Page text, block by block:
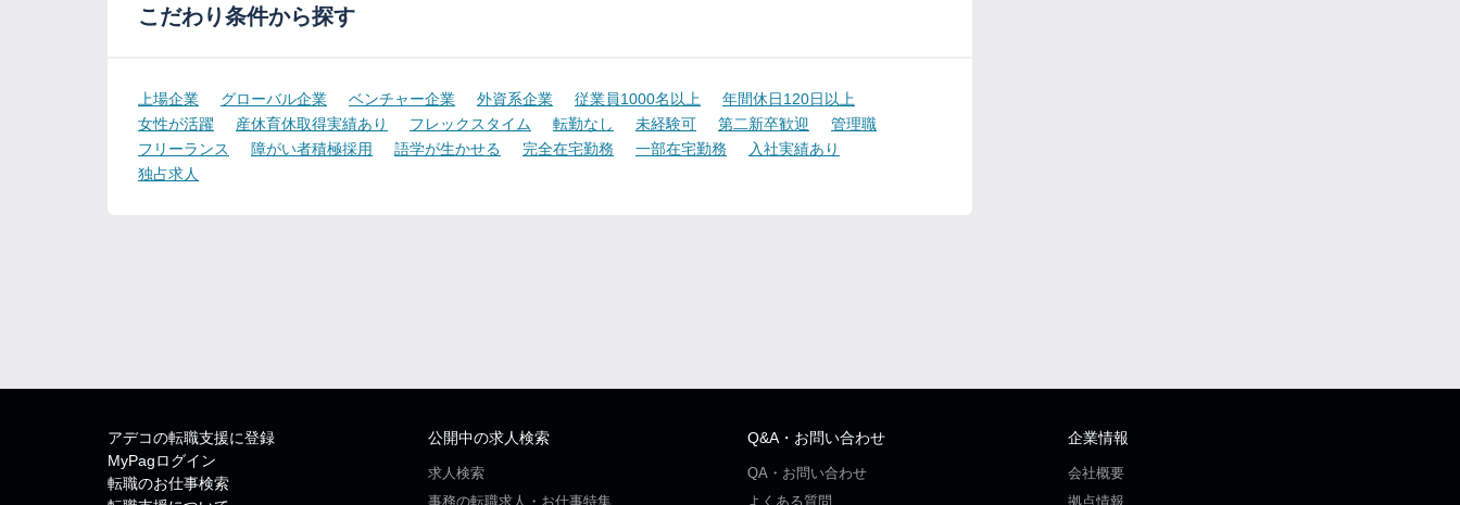
こだわり条件から探す
上場企業 グローバル企業 ベンチャー企業 外資系企業 従業員1000名以上
年間休日120日以上
女性が活躍
産休育休取得実績あり フレックスタイム 転勤なし 未経験可 第二新卒歓迎
管理職
フリーランス
障がい者積極採用 語学が生かせる 完全在宅勤務 一部在宅勤務
入社実績あり
独占求人
アデコの転職支援に登録
MyPagログイン
転職のお仕事検索
公開中の求人検索
求人検索
事務の転職求人・お仕事特集
Q&A・お問い合わせ
QA・お問い合わせ
よくある質問
企業情報
会社概要
拠点情報